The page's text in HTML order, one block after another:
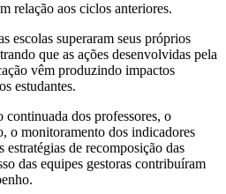
relação aos ciclos anteriores.
escolas superaram seus próprios
que as ações desenvolvidas pela
vêm produzindo impactos
estudantes.
dos professores, o
o monitoramento dos indicadores
estratégias de recomposição das
das equipes gestoras contribuíram